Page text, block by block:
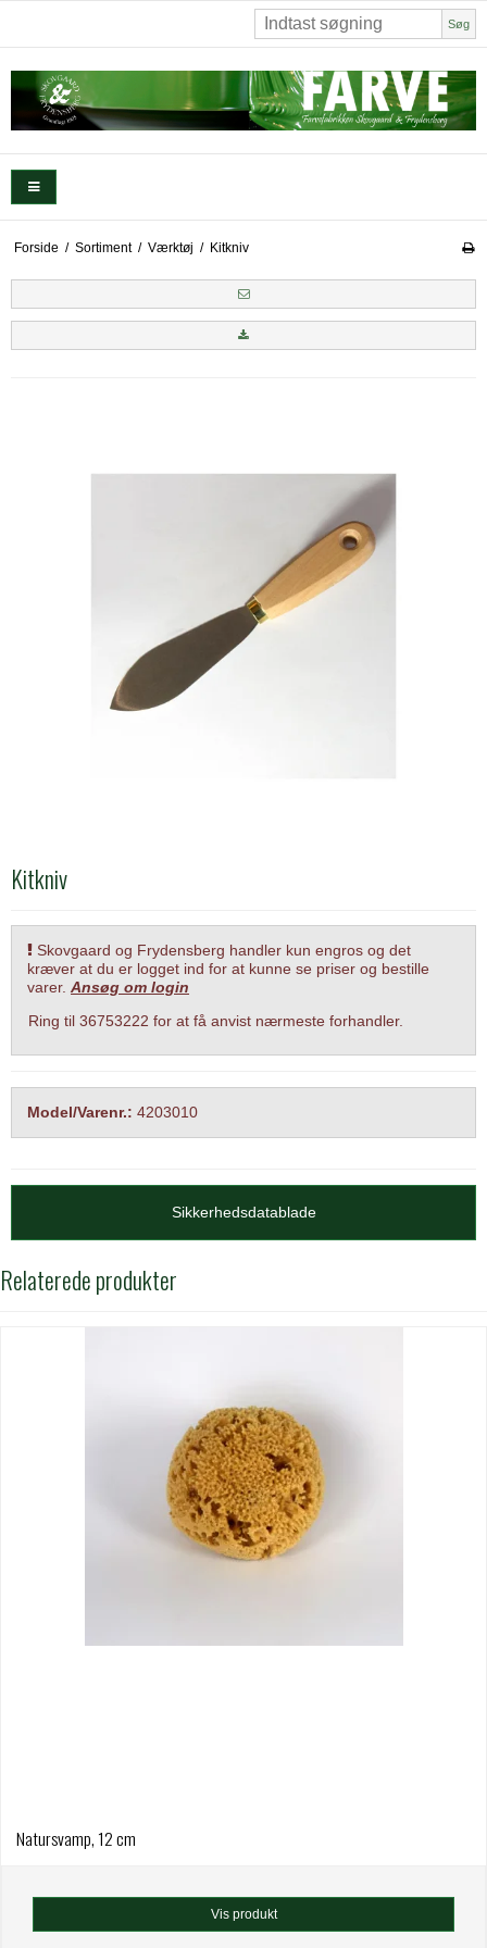
Søg
Forside / Sortiment / Værktøj / Kitkniv
Kitkniv
Skovgaard og Frydensberg handler kun engros og det
kræver at du er logget ind for at kunne se priser og bestille
varer. Ansøg om login
Ring til 36753222 for at få anvist nærmeste forhandler.
Model/Varenr.: 4203010
Sikkerhedsdatablade
Relaterede produkter
Natursvamp, 12 cm
Vis produkt